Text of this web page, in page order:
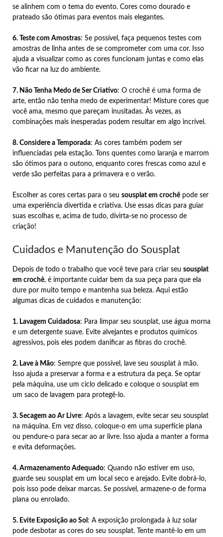
se alinhem com o tema do evento. Cores como dourado e
prateado são ótimas para eventos mais elegantes.
6. Teste com Amostras: Se possível, faça pequenos testes com
amostras de linha antes de se comprometer com uma cor. Isso
ajuda a visualizar como as cores funcionam juntas e como elas
vão ficar na luz do ambiente.
7. Não Tenha Medo de Ser Criativo: O crochê é uma forma de
arte, então não tenha medo de experimentar! Misture cores que
você ama, mesmo que pareçam inusitadas. Às vezes, as
combinações mais inesperadas podem resultar em algo incrível.
8. Considere a Temporada: As cores também podem ser
influenciadas pela estação. Tons quentes como laranja e marrom
são ótimos para o outono, enquanto cores frescas como azul e
verde são perfeitas para a primavera e o verão.
Escolher as cores certas para o seu sousplat em crochê pode ser
uma experiência divertida e criativa. Use essas dicas para guiar
suas escolhas e, acima de tudo, divirta-se no processo de
criação!
Cuidados e Manutenção do Sousplat
Depois de todo o trabalho que você teve para criar seu sousplat
em crochê, é importante cuidar bem da sua peça para que ela
dure por muito tempo e mantenha sua beleza. Aqui estão
algumas dicas de cuidados e manutenção:
1. Lavagem Cuidadosa: Para limpar seu sousplat, use água morna
e um detergente suave. Evite alvejantes e produtos químicos
agressivos, pois eles podem danificar as fibras do crochê.
2. Lave à Mão: Sempre que possível, lave seu sousplat à mão.
Isso ajuda a preservar a forma e a estrutura da peça. Se optar
pela máquina, use um ciclo delicado e coloque o sousplat em
um saco de lavagem para protegê-lo.
3. Secagem ao Ar Livre: Após a lavagem, evite secar seu sousplat
na máquina. Em vez disso, coloque-o em uma superfície plana
ou pendure-o para secar ao ar livre. Isso ajuda a manter a forma
e evita deformações.
4. Armazenamento Adequado: Quando não estiver em uso,
guarde seu sousplat em um local seco e arejado. Evite dobrá-lo,
pois isso pode deixar marcas. Se possível, armazene-o de forma
plana ou enrolado.
5. Evite Exposição ao Sol : A exposição prolongada à luz solar
pode desbotar as cores do seu sousplat. Tente mantê-lo em um